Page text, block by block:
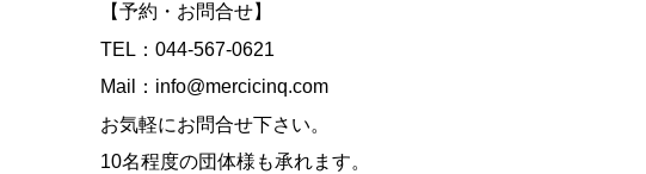
【予約・お問合せ】
TEL： 044-567-0621
Mail： info@mercicinq.com
お気軽にお問合せ下さい。
10名程度の団体様も承れます。